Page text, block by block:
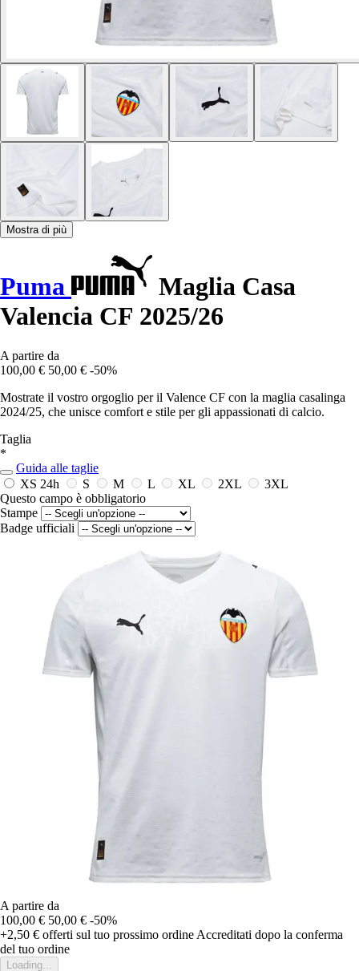
Mostra di più
Puma
Maglia Casa
Valencia CF 2025/26
A partire da
100,00 € 50,00 € -50%
Mostrate il vostro orgoglio per il Valence CF con la maglia casalinga
2024/25, che unisce comfort e stile per gli appassionati di calcio.
Taglia
*
Guida alle taglie
XS 24h S M L XL 2XL
3XL
Questo campo è obbligatorio
Stampe
Badge ufficiali
A partire da
100,00 € 50,00 € -50%
+2,50 € offerti sul tuo prossimo ordine Accreditati dopo la conferma
del tuo ordine
Loading...